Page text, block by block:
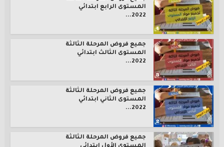
المستوى الرابع ابتدائي
2022...
جميع فروض المرحلة الثالثة
المستوى الثالث ابتدائي
2022...
جميع فروض المرحلة الثالثة
المستوى الثاني ابتدائي
2022...
جميع فروض المرحلة الثالثة